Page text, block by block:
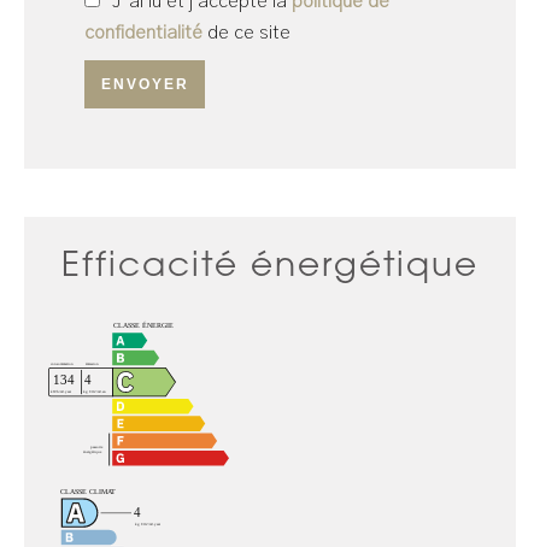
confidentialité de ce site
ENVOYER
Efficacité énergétique